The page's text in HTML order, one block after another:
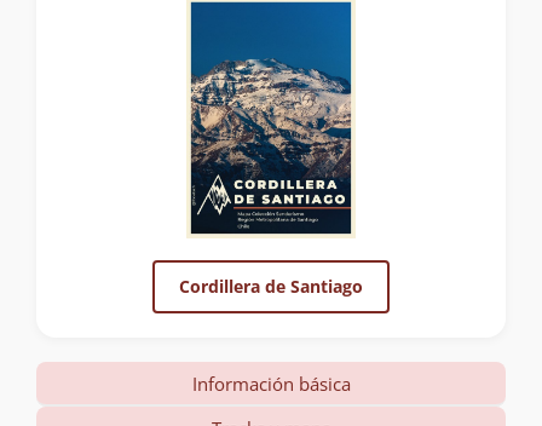
Cordillera de Santiago
Información básica